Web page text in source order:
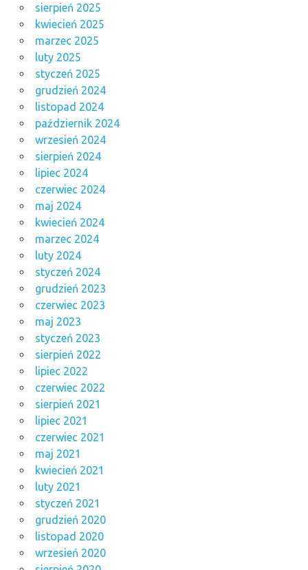
sierpień 2025
kwiecień 2025
marzec 2025
luty 2025
styczeń 2025
grudzień 2024
listopad 2024
październik 2024
wrzesień 2024
sierpień 2024
lipiec 2024
czerwiec 2024
maj 2024
kwiecień 2024
marzec 2024
luty 2024
styczeń 2024
grudzień 2023
czerwiec 2023
maj 2023
styczeń 2023
sierpień 2022
lipiec 2022
czerwiec 2022
sierpień 2021
lipiec 2021
czerwiec 2021
maj 2021
kwiecień 2021
luty 2021
styczeń 2021
grudzień 2020
listopad 2020
wrzesień 2020